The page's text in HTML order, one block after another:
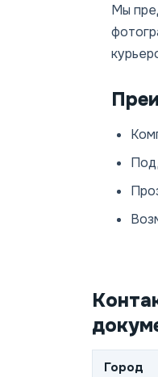
Мы
Город